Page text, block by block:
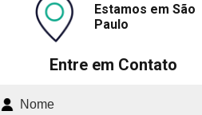
Entre em Contato
Estamos em São
Paulo